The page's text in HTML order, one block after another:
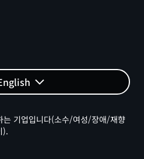
기업입니다(소수/여성/장애/재향
).